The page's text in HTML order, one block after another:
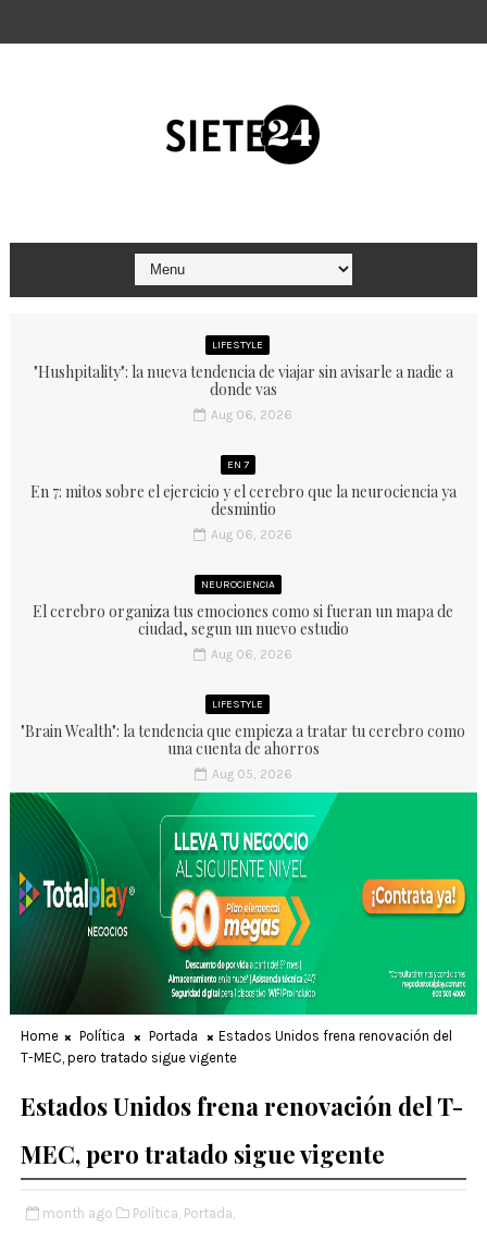
LIFESTYLE
"Hushpitality": la nueva tendencia de viajar sin avisarle a nadie a
donde vas
Aug 06, 2026
EN 7
En 7: mitos sobre el ejercicio y el cerebro que la neurociencia ya
desmintio
Aug 06, 2026
NEUROCIENCIA
El cerebro organiza tus emociones como si fueran un mapa de
ciudad, segun un nuevo estudio
Aug 06, 2026
LIFESTYLE
"Brain Wealth": la tendencia que empieza a tratar tu cerebro como
una cuenta de ahorros
Aug 05, 2026
Home Política Portada
Estados Unidos frena renovación del
T-MEC, pero tratado sigue vigente
Estados Unidos frena renovación del T-
MEC, pero tratado sigue vigente
month ago Política, Portada,